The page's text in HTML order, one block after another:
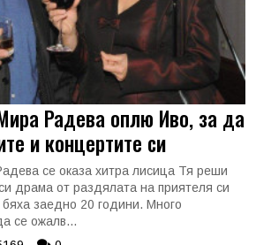
Радева оплю Иво, за да
и концертите си
се оказа хитра лисица Тя реши
драма от раздялата на приятеля си
бяха заедно 20 години. Много
се ожалв...